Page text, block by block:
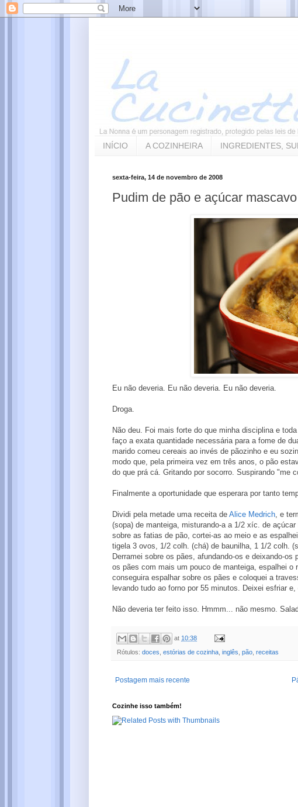
INÍCIO A COZINHEIRA INGREDIENTES,
sexta-feira, 14 de novembro de 2008
Pudim de pão e açúcar mascavo
Eu não deveria. Eu não deveria. Eu não deveria.
Droga.
Não deu. Foi mais forte do que minha disciplina e
faço a exata quantidade necessária para a fome de
marido comeu cereais ao invés de pãozinho e eu
modo que, pela primeira vez em três anos, o pão
do que prá cá. Gritando por socorro. Suspirando "me
Finalmente a oportunidade que esperara por tanto
Dividi pela metade uma receita de Alice Medrich, e
(sopa) de manteiga, misturando-a a 1/2 xíc. de
sobre as fatias de pão, cortei-as ao meio e as
tigela 3 ovos, 1/2 colh. (chá) de baunilha, 1 1/2 colh.
Derramei sobre os pães, afundando-os e deixando-
os pães com mais um pouco de manteiga, espalhei
conseguira espalhar sobre os pães e coloquei a
levando tudo ao forno por 55 minutos. Deixei esfriar
Não deveria ter feito isso. Hmmm... não mesmo.
at 10:38
Rótulos: doces estórias de cozinha inglês pão receitas
Postagem mais recente
Cozinhe isso também!